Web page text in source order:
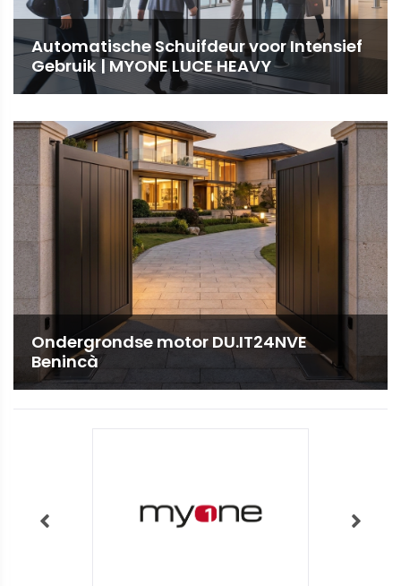
Automatische Schuifdeur voor Intensief
Gebruik | MYONE LUCE HEAVY
Ondergrondse motor DU.IT24NVE
Benincà